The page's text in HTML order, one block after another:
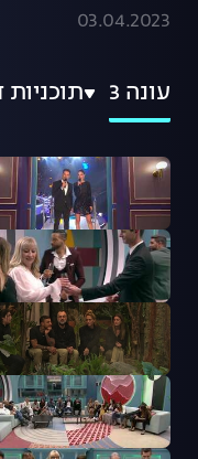
03.04.2023
עונה 3 תוכניות